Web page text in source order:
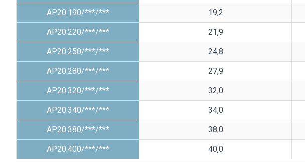
AP20.190/***/*** 19,2
AP20.220/***/*** 21,9
AP20.250/***/*** 24,8
AP20.280/***/*** 27,9
AP20.320/***/*** 32,0
AP20.340/***/*** 34,0
AP20.380/***/*** 38,0
AP20.400/***/*** 40,0